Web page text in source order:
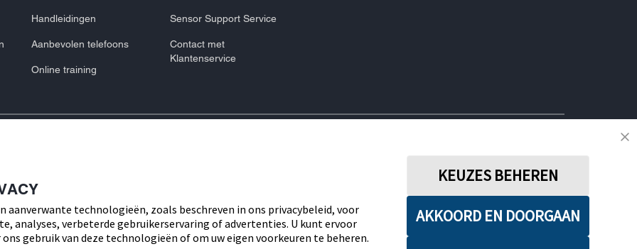
Handleidingen
Aanbevolen telefoons
Online training
Sensor Support Service
Contact met
Klantenservice
Leveringsvoorwaarden
Cookiebeleid
Facebookbeleid
Toegankelijkheidsverklaring
de vorm van de sensor, de kleur
handelsmerken van Apple Inc.
Afbeeldingen zijn enkel ter
is enkel bedoeld voor
aanverwante technologieën, zoals beschreven in ons privacybeleid, voor
analyses, verbeterde gebruikerservaring of advertenties. U kunt ervoor
gebruik van deze technologieën of om uw eigen voorkeuren te beheren.
AKKOORD EN DOORGAAN
KEUZES BEHEREN